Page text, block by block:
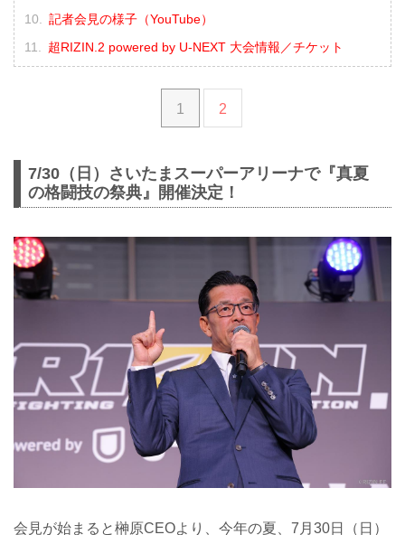
記者会見の様子（YouTube）
超RIZIN.2 powered by U-NEXT 大会情報／チケット
1 2
7/30（日）さいたまスーパーアリーナで『真夏
の格闘技の祭典』開催決定！
会見が始まると榊原CEOより、今年の夏、7月30日（日）